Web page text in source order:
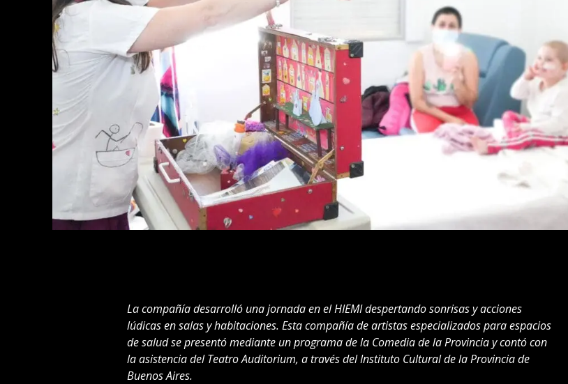
La compañía desarrolló una jornada en el HIEMI despertando sonrisas y acciones
lúdicas en salas y habitaciones. Esta compañía de artistas especializados para espacios
de salud se presentó mediante un programa de la Comedia de la Provincia y contó con
la asistencia del Teatro Auditorium, a través del Instituto Cultural de la Provincia de
Buenos Aires.